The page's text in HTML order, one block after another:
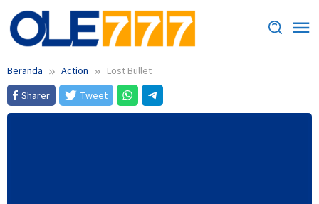
Loncat
ke
konten
Beranda Action
Lost Bullet
Sharer
Tweet